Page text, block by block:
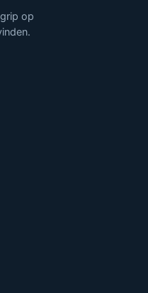
op